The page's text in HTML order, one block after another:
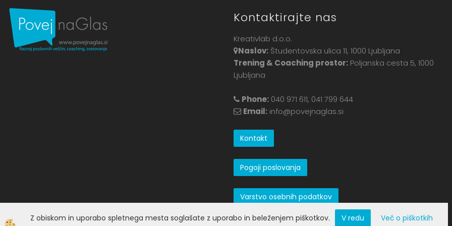
Kontaktirajte nas
Kreativlab d.o.o.
Naslov: Študentovska ulica 11, 1000 Ljubljana
Trening & Coaching prostor: Poljanska cesta 5, 1000
Ljubljana
Phone: 040 971 611, 041 799 644
Email: info@povejnaglas.si
Kontakt
Pogoji poslovanja
Varstvo osebnih podatkov
Izdelava spletne trgovine
Z obiskom in uporabo spletnega mesta soglašate z uporabo in beleženjem piškotkov. V redu Več o piškotkih